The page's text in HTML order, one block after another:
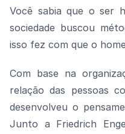
Você sabia que o ser
sociedade buscou
isso fez com que o
Com base na
relação das pessoas
desenvolveu o
Junto a Friedrich